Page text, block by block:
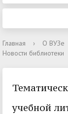
Главная › О ВУЗе
Новости библиотеки
учебной